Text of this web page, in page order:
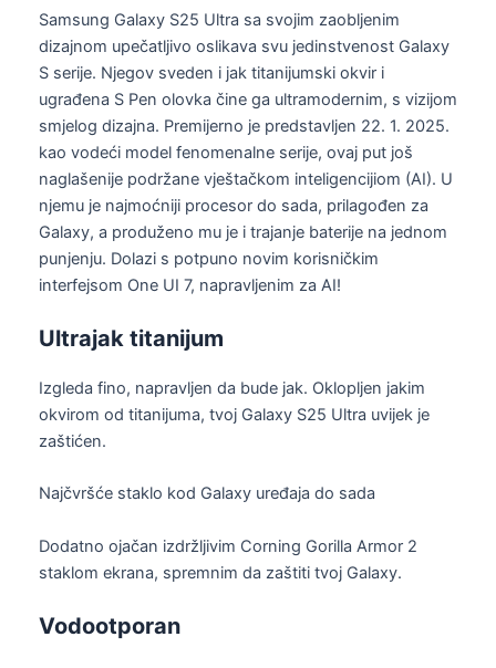
Samsung Galaxy S25 Ultra sa svojim zaobljenim
dizajnom upečatljivo oslikava svu jedinstvenost Galaxy
S serije. Njegov sveden i jak titanijumski okvir i
ugrađena S Pen olovka čine ga ultramodernim, s vizijom
smjelog dizajna. Premijerno je predstavljen 22. 1. 2025.
kao vodeći model fenomenalne serije, ovaj put još
naglašenije podržane vještačkom inteligencijiom (AI). U
njemu je najmoćniji procesor do sada, prilagođen za
Galaxy, a produženo mu je i trajanje baterije na jednom
punjenju. Dolazi s potpuno novim korisničkim
interfejsom One UI 7, napravljenim za AI!
Ultrajak titanijum
Izgleda fino, napravljen da bude jak. Oklopljen jakim
okvirom od titanijuma, tvoj Galaxy S25 Ultra uvijek je
zaštićen.
Najčvršće staklo kod Galaxy uređaja do sada
Dodatno ojačan izdržljivim Corning Gorilla Armor 2
staklom ekrana, spremnim da zaštiti tvoj Galaxy.
Vodootporan